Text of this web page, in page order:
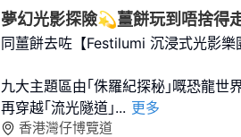
夢幻光影探險💫薑餅玩到唔捨得
同薑餅去咗【Festilumi 沉浸式光影
九大主題區由｢侏羅紀探秘｣嘅恐龍世
再穿越｢流光隧道｣... 更多
香港灣仔博覽道